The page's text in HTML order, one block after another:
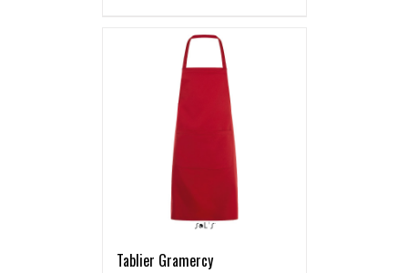
Tablier Gramercy